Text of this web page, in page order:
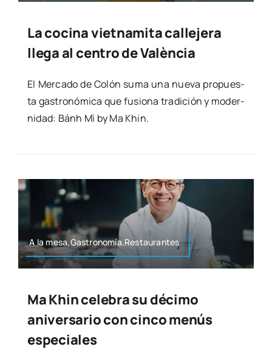
La cocina vietnamita callejera
llega al centro de València
El Mer­ca­do de Colón suma una nue­va pro­pues­
ta gas­tro­nó­mi­ca que fusio­na tra­di­ción y moder­
ni­dad: Bánh Mì by Ma Khin.
A la mesa,Gastronomía,Restaurantes
Ma Khin celebra su décimo
aniversario con cinco menús
especiales